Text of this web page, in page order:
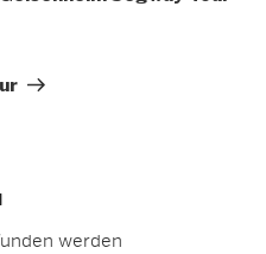
werden